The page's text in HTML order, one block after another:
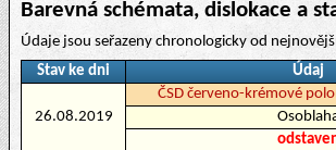
Barevná schémata, dislokace a
Údaje jsou seřazeny chronologicky od
Stav ke dni
Údaj
26.08.2019
ČSD červeno-krémové